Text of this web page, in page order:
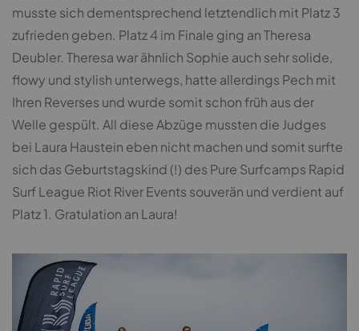
musste sich dementsprechend letztendlich mit Platz 3
zufrieden geben. Platz 4 im Finale ging an Theresa
Deubler. Theresa war ähnlich Sophie auch sehr solide,
flowy und stylish unterwegs, hatte allerdings Pech mit
Ihren Reverses und wurde somit schon früh aus der
Welle gespült. All diese Abzüge mussten die Judges
bei Laura Haustein eben nicht machen und somit surfte
sich das Geburtstagskind (!) des Pure Surfcamps Rapid
Surf League Riot River Events souverän und verdient auf
Platz 1. Gratulation an Laura!